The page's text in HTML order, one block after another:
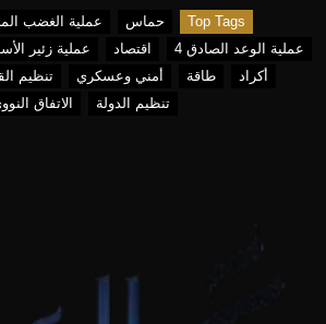
Top Tags حماس عملية الغضب
عملية الوعد الصادق 4
اقتصاد عملية زئير
أكراد
طاقة أمني وعسكري تنظيم
تنظيم الدولة
الاتفاق